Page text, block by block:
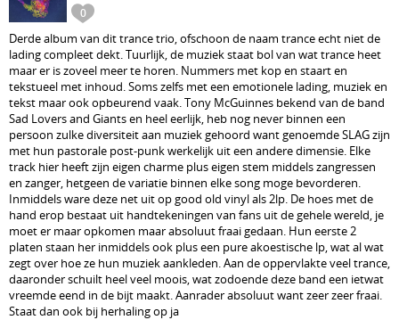
0
Derde album van dit trance trio, ofschoon de naam trance echt niet de
lading compleet dekt. Tuurlijk, de muziek staat bol van wat trance heet
maar er is zoveel meer te horen. Nummers met kop en staart en
tekstueel met inhoud. Soms zelfs met een emotionele lading, muziek en
tekst maar ook opbeurend vaak. Tony McGuinnes bekend van de band
Sad Lovers and Giants en heel eerlijk, heb nog never binnen een
persoon zulke diversiteit aan muziek gehoord want genoemde SLAG zijn
met hun pastorale post-punk werkelijk uit een andere dimensie. Elke
track hier heeft zijn eigen charme plus eigen stem middels zangressen
en zanger, hetgeen de variatie binnen elke song moge bevorderen.
Inmiddels ware deze net uit op good old vinyl als 2lp. De hoes met de
hand erop bestaat uit handtekeningen van fans uit de gehele wereld, je
moet er maar opkomen maar absoluut fraai gedaan. Hun eerste 2
platen staan her inmiddels ook plus een pure akoestische lp, wat al wat
zegt over hoe ze hun muziek aankleden. Aan de oppervlakte veel trance,
daaronder schuilt heel veel moois, wat zodoende deze band een ietwat
vreemde eend in de bijt maakt. Aanrader absoluut want zeer zeer fraai.
Staat dan ook bij herhaling op ja